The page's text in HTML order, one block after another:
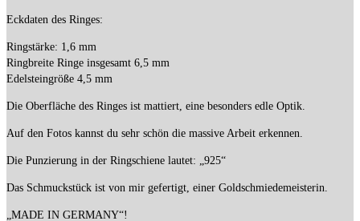
Eckdaten des Ringes:
Ringstärke: 1,6 mm
Ringbreite Ringe insgesamt 6,5 mm
Edelsteingröße 4,5 mm
Die Oberfläche des Ringes ist mattiert, eine besonders edle Optik.
Auf den Fotos kannst du sehr schön die massive Arbeit erkennen.
Die Punzierung in der Ringschiene lautet: „925“
Das Schmuckstück ist von mir gefertigt, einer Goldschmiedemeisterin.
„MADE IN GERMANY“!